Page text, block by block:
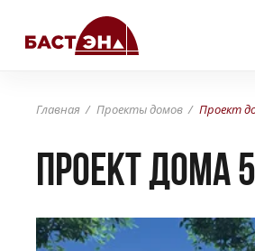
Главная Проекты домов Проект
Проект дома